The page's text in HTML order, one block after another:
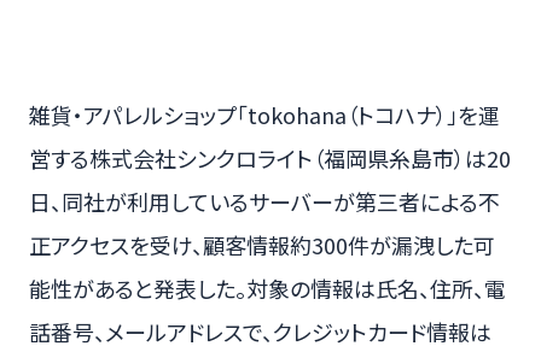
雑貨・アパレルショップ「tokohana（トコハナ）」を運
営する株式会社シンクロライト（福岡県糸島市）は20
日、同社が利用しているサーバーが第三者による不
正アクセスを受け、顧客情報約300件が漏洩した可
能性があると発表した。対象の情報は氏名、住所、電
話番号、メールアドレスで、クレジットカード情報は